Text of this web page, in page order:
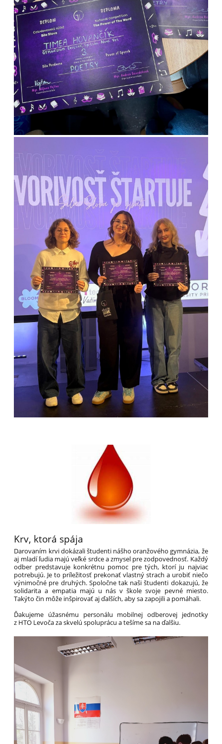
Krv, ktorá spája
Darovaním krvi dokázali študenti nášho oranžového gymnázia, že
aj mladí ľudia majú veľké srdce a zmysel pre zodpovednosť. Každý
odber predstavuje konkrétnu pomoc pre tých, ktorí ju najviac
potrebujú. Je to príležitosť prekonať vlastný strach a urobiť niečo
výnimočné pre druhých. Spoločne tak naši študenti dokazujú, že
solidarita a empatia majú u nás v škole svoje pevné miesto.
Takýto čin môže inšpirovať aj ďalších, aby sa zapojili a pomáhali.
Ďakujeme úžasnému personálu mobilnej odberovej jednotky
z HTO Levoča za skvelú spoluprácu a tešíme sa na ďalšiu.